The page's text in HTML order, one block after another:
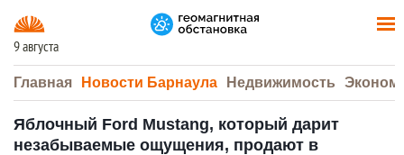
9 августа
Главная Новости Барнаула Недвижимость
Яблочный Ford Mustang, который дарит
незабываемые ощущения, продают в